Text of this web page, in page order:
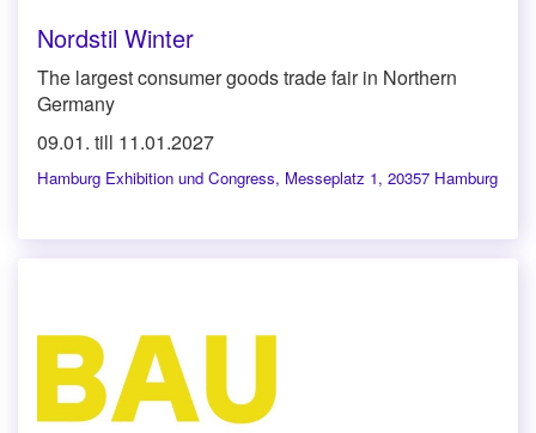
Nordstil Winter
The largest consumer goods trade fair in Northern
Germany
09.01. till 11.01.2027
Hamburg Exhibition und Congress, Messeplatz 1, 20357 Hamburg